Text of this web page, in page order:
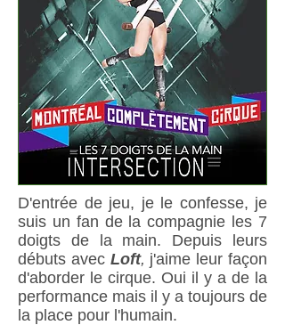
D'entrée de jeu, je le confesse, je
suis un fan de la compagnie les 7
doigts de la main. Depuis leurs
débuts avec Loft, j'aime leur façon
d'aborder le cirque. Oui il y a de la
performance mais il y a toujours de
la place pour l'humain.